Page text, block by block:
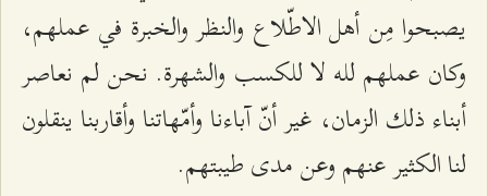
يصبحوا مِن أهل الاطّلاع والنظر والخبرة في عملهم،
وكان عملهم لله لا للكسب والشهرة. نحن لم نعاصر
أبناء ذلك الزمان، غير أنّ آباءنا وأمّهاتنا وأقاربنا ينقلون
لنا الكثير عنهم وعن مدى طيبتهم.